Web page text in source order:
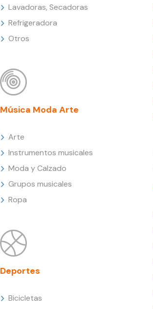
Lavadoras, Secadoras
Refrigeradora
Otros
Música Moda Arte
Arte
Instrumentos musicales
Moda y Calzado
Grupos musicales
Ropa
Deportes
Bicicletas